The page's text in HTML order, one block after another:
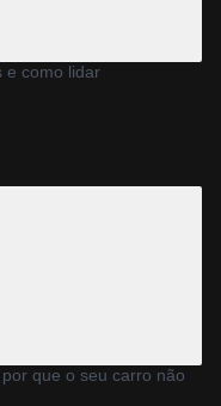
e como lidar
que o seu carro não